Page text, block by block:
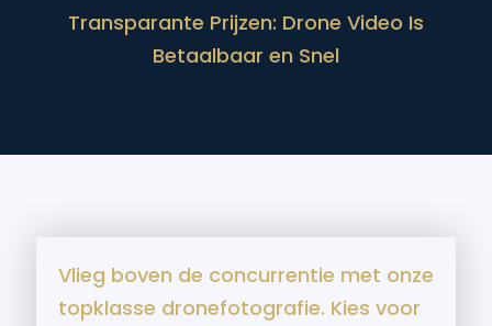
Transparante Prijzen: Drone Video Is
Betaalbaar en Snel
Vlieg boven de concurrentie met onze
topklasse dronefotografie. Kies voor